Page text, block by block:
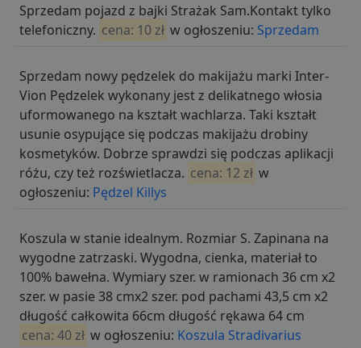
Sprzedam pojazd z bajki Strażak Sam.Kontakt tylko
telefoniczny. cena: 10 zł w ogłoszeniu: Sprzedam
Sprzedam nowy pędzelek do makijażu marki Inter-
Vion Pędzelek wykonany jest z delikatnego włosia
uformowanego na kształt wachlarza. Taki kształt
usunie osypujące się podczas makijażu drobiny
kosmetyków. Dobrze sprawdzi się podczas aplikacji
różu, czy też rozświetlacza. cena: 12 zł w
ogłoszeniu: Pędzel Killys
Koszula w stanie idealnym. Rozmiar S. Zapinana na
wygodne zatrzaski. Wygodna, cienka, materiał to
100% bawełna. Wymiary szer. w ramionach 36 cm x2
szer. w pasie 38 cmx2 szer. pod pachami 43,5 cm x2
długość całkowita 66cm długość rękawa 64 cm
cena: 40 zł w ogłoszeniu: Koszula Stradivarius